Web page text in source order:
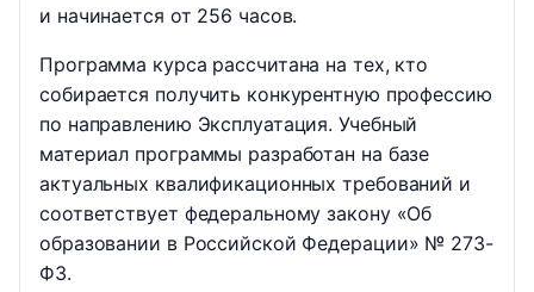
и начинается от 256 часов.
Программа курса рассчитана на тех, кто
собирается получить конкурентную профессию
по направлению Эксплуатация. Учебный
материал программы разработан на базе
актуальных квалификационных требований и
соответствует федеральному закону «Об
образовании в Российской Федерации» № 273-
ФЗ.